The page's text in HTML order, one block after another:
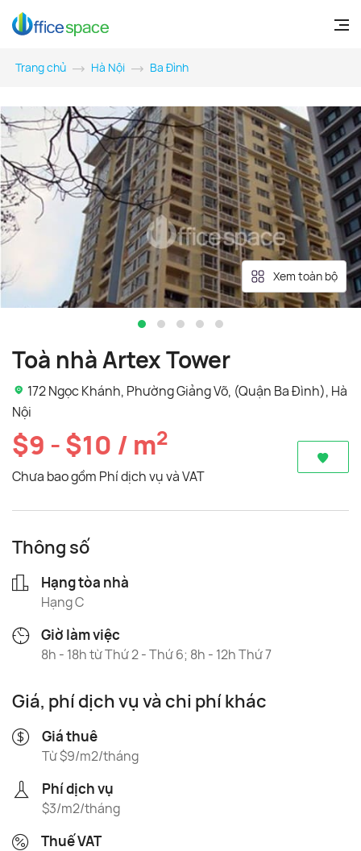
Trang chủ Hà Nội Ba Đình
Xem toàn bộ
Toà nhà Artex Tower
172 Ngọc Khánh, Phường Giảng Võ, (Quận Ba Đình), Hà
Nội
$9 - $10 / m2
Chưa bao gồm Phí dịch vụ và VAT
Thông số
Hạng tòa nhà
Hạng C
Giờ làm việc
8h - 18h từ Thứ 2 - Thứ 6; 8h - 12h Thứ 7
Giá, phí dịch vụ và chi phí khác
Giá thuê
Từ $9/m2/tháng
Phí dịch vụ
$3/m2/tháng
Thuế VAT